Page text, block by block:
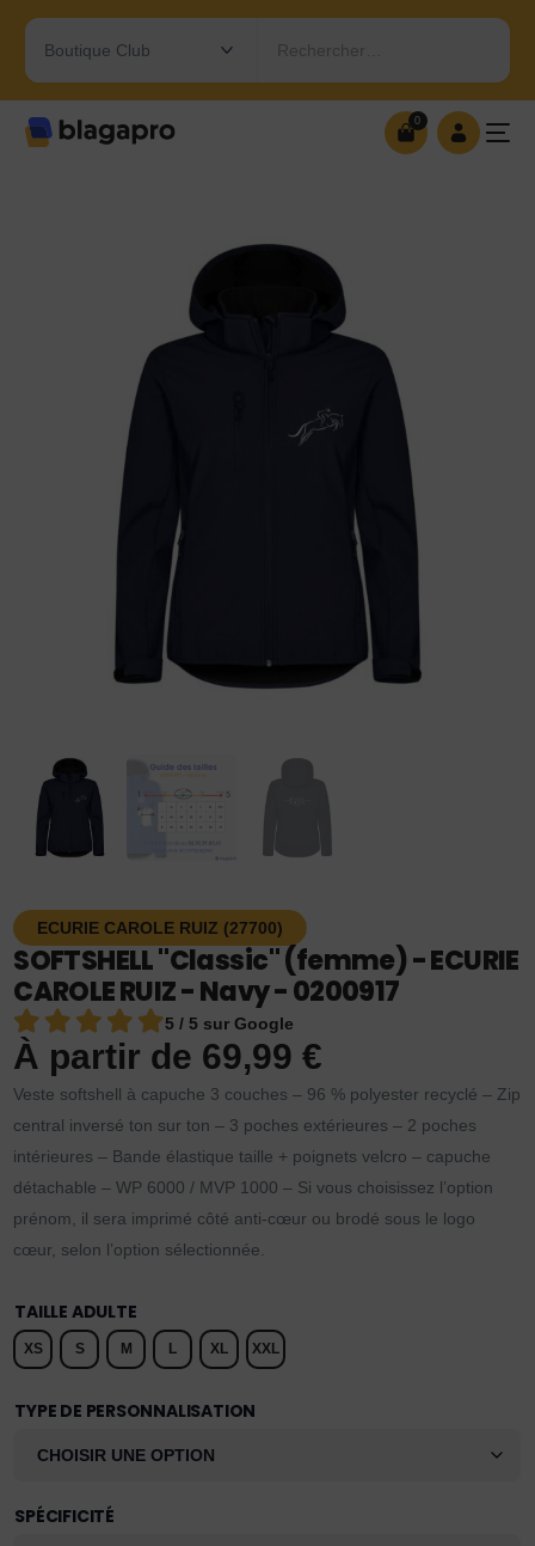
Rechercher…
0
ECURIE CAROLE RUIZ (27700)
SOFTSHELL "Classic" (femme) - ECURIE
CAROLE RUIZ - Navy - 0200917
5 / 5 sur Google
À partir de 69,99€
Veste softshell à capuche 3 couches – 96 % polyester recyclé – Zip
central inversé ton sur ton – 3 poches extérieures – 2 poches
intérieures – Bande élastique taille + poignets velcro – capuche
détachable – WP 6000 / MVP 1000 – Si vous choisissez l’option
prénom, il sera imprimé côté anti-cœur ou brodé sous le logo
cœur, selon l’option sélectionnée.
TAILLE ADULTE
XS S M L XL XXL
TYPE DE PERSONNALISATION
SPÉCIFICITÉ